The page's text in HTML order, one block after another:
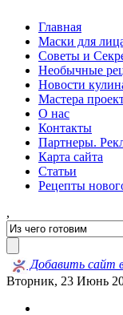
Главная
Маски для
Советы и
Необычные
Новости
Мастера
О нас
Контакты
Партнеры.
Карта сайта
Статьи
Рецепты
,
Добавить сайт
Вторник, 23 Июнь